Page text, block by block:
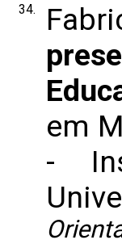
34.
em
-